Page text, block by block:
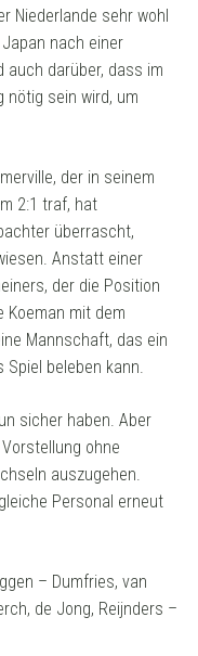
Niederlande sehr wohl
nach einer
auch darüber, dass im
nötig sein wird, um
der in seinem
2:1 traf, hat
überrascht,
Anstatt einer
der die Position
mit dem
Mannschaft, das ein
beleben kann.
sicher haben. Aber
ohne
auszugehen.
Personal erneut
– Dumfries, van
de Jong, Reijnders –